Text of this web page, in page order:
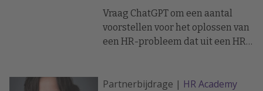
fout is, is het advies van data- en
analytics-expert Irma Doze.
Vraag ChatGPT om een aantal
voorstellen voor het oplossen van
een HR-probleem dat uit een HR-
Partnerbijdrage | HR Academy